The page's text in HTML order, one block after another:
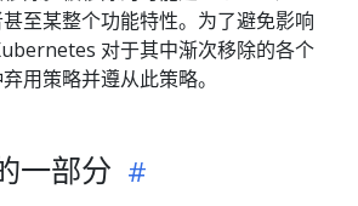
至某整个功能特性。为了避免影响
对于其中渐次移除的各个
用策略并遵从此策略。
一部分